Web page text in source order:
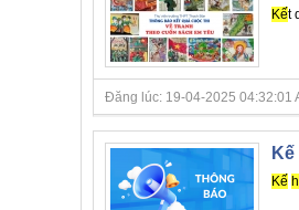
Kết
Đăng lúc: 19-04-2025 04:32:01
Kế